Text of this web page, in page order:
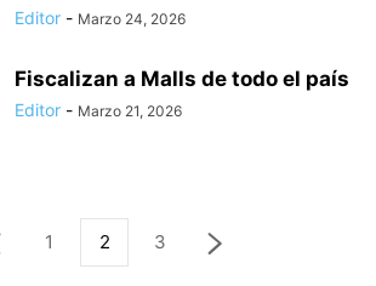
Editor - Marzo 24, 2026
Fiscalizan a Malls de todo el país
Editor - Marzo 21, 2026
1 2 3